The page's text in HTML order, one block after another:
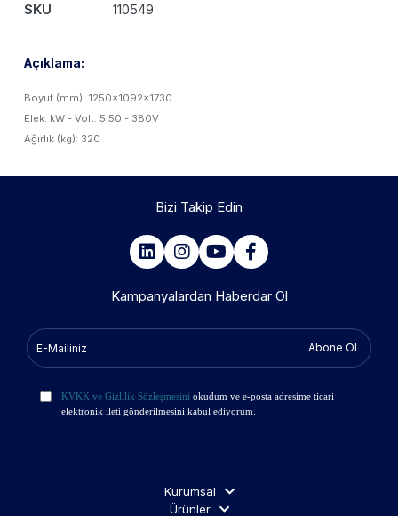
SKU
110549
Açıklama:
Boyut (mm): 1250x1092x1730
Elek. kW - Volt: 5,50 - 380V
Ağırlık (kg): 320
Bizi Takip Edin
Kampanyalardan Haberdar Ol
Abone Ol
KVKK ve Gizlilik Sözleşmesini okudum ve e-posta adresime ticari
elektronik ileti gönderilmesini kabul ediyorum.
Kurumsal
Ürünler